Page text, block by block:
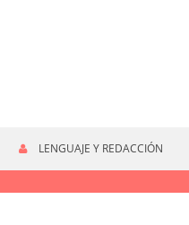
LENGUAJE Y REDACCIÓN